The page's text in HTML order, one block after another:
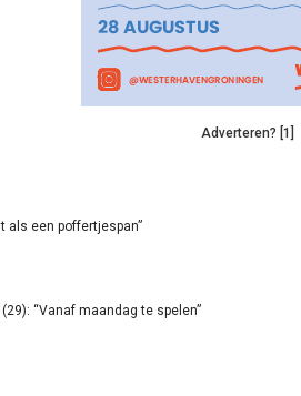
Adverteren? [1]
als een poffertjespan”
“Vanaf maandag te spelen”